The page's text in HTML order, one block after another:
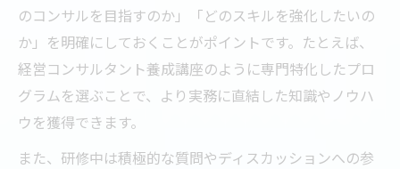
のコンサルを目指すのか」「どのスキルを強化したいの
か」を明確にしておくことがポイントです。たとえば、
経営コンサルタント養成講座のように専門特化したプロ
グラムを選ぶことで、より実務に直結した知識やノウハ
ウを獲得できます。
また、研修中は積極的な質問やディスカッションへの参